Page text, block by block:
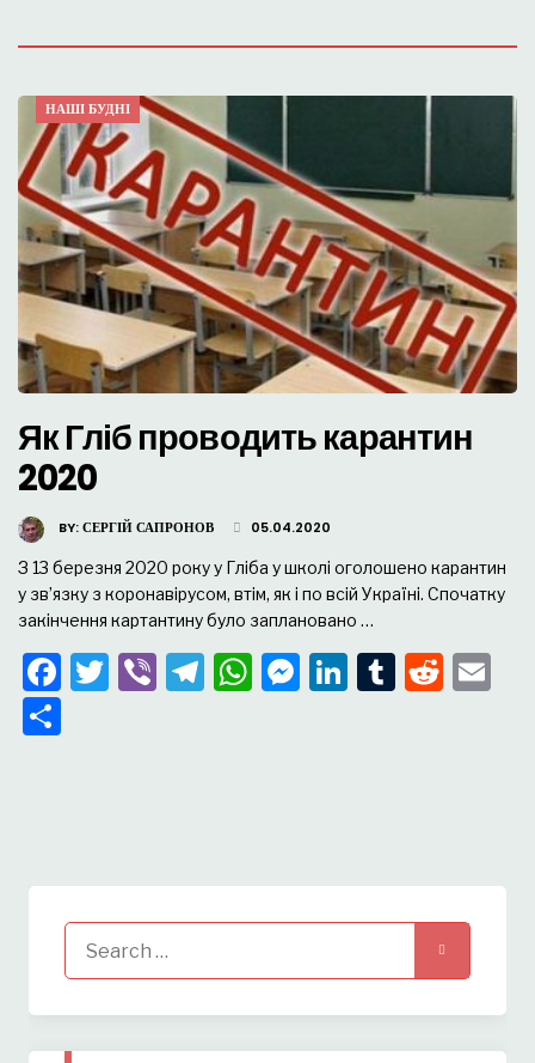
НАШІ БУДНІ
Як Гліб проводить карантин
2020
BY:СЕРГІЙ САПРОНОВ 05.04.2020
З 13 березня 2020 року у Гліба у школі оголошено карантин
у зв’язку з коронавірусом, втім, як і по всій Україні. Спочатку
закінчення картантину було заплановано …
Facebook
Twitter
ViberTelegram
WhatsApp
Messenger
LinkedIn
Tumblr
for: